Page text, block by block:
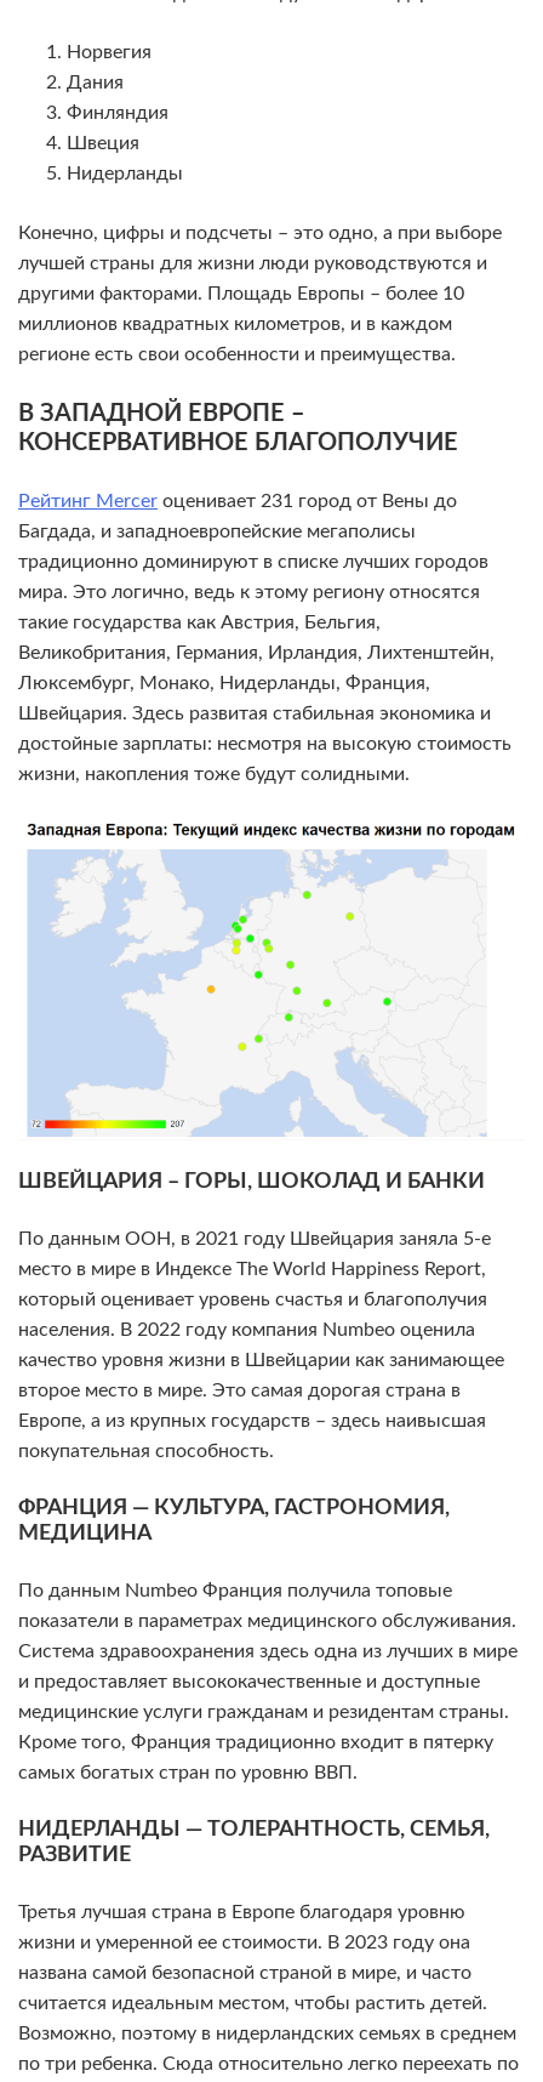
Норвегия
Дания
Финляндия
Швеция
Нидерланды
Конечно, цифры и подсчеты – это одно, а при выборе
лучшей страны для жизни люди руководствуются и
другими факторами. Площадь Европы – более 10
миллионов квадратных километров, и в каждом
регионе есть свои особенности и преимущества.
В ЗАПАДНОЙ ЕВРОПЕ –
КОНСЕРВАТИВНОЕ БЛАГОПОЛУЧИЕ
Рейтинг Mercer оценивает 231 город от Вены до
Багдада, и западноевропейские мегаполисы
традиционно доминируют в списке лучших городов
мира. Это логично, ведь к этому региону относятся
такие государства как Австрия, Бельгия,
Великобритания, Германия, Ирландия, Лихтенштейн,
Люксембург, Монако, Нидерланды, Франция,
Швейцария. Здесь развитая стабильная экономика и
достойные зарплаты: несмотря на высокую стоимость
жизни, накопления тоже будут солидными.
ШВЕЙЦАРИЯ – ГОРЫ, ШОКОЛАД И БАНКИ
По данным ООН, в 2021 году Швейцария заняла 5-е
место в мире в Индексе The World Happiness Report,
который оценивает уровень счастья и благополучия
населения. В 2022 году компания Numbeo оценила
качество уровня жизни в Швейцарии как занимающее
второе место в мире. Это самая дорогая страна в
Европе, а из крупных государств – здесь наивысшая
покупательная способность.
ФРАНЦИЯ — КУЛЬТУРА, ГАСТРОНОМИЯ,
МЕДИЦИНА
По данным Numbeo Франция получила топовые
показатели в параметрах медицинского обслуживания.
Система здравоохранения здесь одна из лучших в мире
и предоставляет высококачественные и доступные
медицинские услуги гражданам и резидентам страны.
Кроме того, Франция традиционно входит в пятерку
самых богатых стран по уровню ВВП.
НИДЕРЛАНДЫ — ТОЛЕРАНТНОСТЬ, СЕМЬЯ,
РАЗВИТИЕ
Третья лучшая страна в Европе благодаря уровню
жизни и умеренной ее стоимости. В 2023 году она
названа самой безопасной страной в мире, и часто
считается идеальным местом, чтобы растить детей.
Возможно, поэтому в нидерландских семьях в среднем
по три ребенка. Сюда относительно легко переехать по